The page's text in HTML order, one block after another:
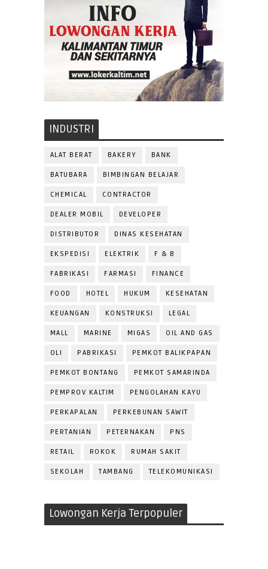
INDUSTRI
ALAT BERAT BAKERY BANK
BATUBARA BIMBINGAN BELAJAR
CHEMICAL CONTRACTOR
DEALER MOBIL DEVELOPER
DISTRIBUTOR DINAS KESEHATAN
EKSPEDISI ELEKTRIK F & B
FABRIKASI FARMASI FINANCE
FOOD HOTEL HUKUM KESEHATAN
KEUANGAN KONSTRUKSI LEGAL
MALL MARINE MIGAS OIL AND GAS
OLI PABRIKASI PEMKOT BALIKPAPAN
PEMKOT BONTANG PEMKOT SAMARINDA
PEMPROV KALTIM PENGOLAHAN KAYU
PERKAPALAN PERKEBUNAN SAWIT
PERTANIAN PETERNAKAN PNS
RETAIL ROKOK RUMAH SAKIT
SEKOLAH TAMBANG TELEKOMUNIKASI
Lowongan Kerja Terpopuler